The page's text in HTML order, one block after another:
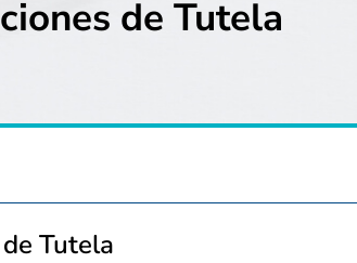
de Tutela
Tutela